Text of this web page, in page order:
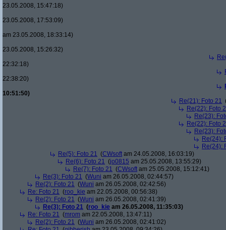
23.05.2008, 15:47:18)
23.05.2008, 17:53:09)
am 23.05.2008, 18:33:14)
23.05.2008, 15:26:32)
22:32:18)
22:38:20)
10:51:50)
Re(21): Foto 21
Re(22): Foto
Re(23):
Re(22): Foto
Re(23):
Re(24):
Re(24):
Re(5): Foto 21 (CWsoft am 24.05.2008, 16:03:19)
Re(6): Foto 21 (jo0815 am 25.05.2008, 13:55:29)
Re(7): Foto 21 (CWsoft am 25.05.2008, 15:12:41)
Re(3): Foto 21 (Wuni am 26.05.2008, 02:44:57)
Re(2): Foto 21 (Wuni am 26.05.2008, 02:42:56)
Re: Foto 21 (roo_kie am 22.05.2008, 00:56:38)
Re(2): Foto 21 (Wuni am 26.05.2008, 02:41:39)
Re(3): Foto 21 (roo_kie am 26.05.2008, 11:35:03)
Re: Foto 21 (mrom am 22.05.2008, 13:47:11)
Re(2): Foto 21 (Wuni am 26.05.2008, 02:41:02)